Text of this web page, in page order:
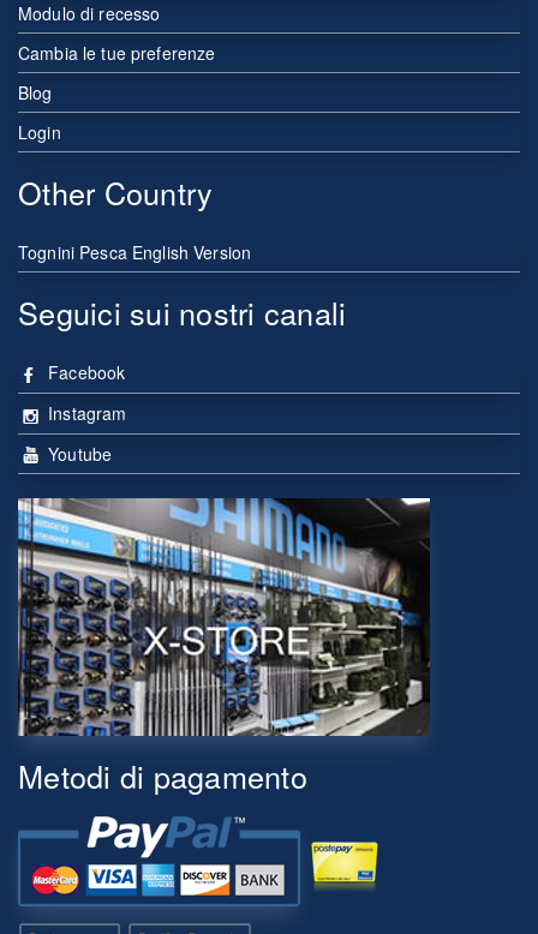
Modulo di recesso
Cambia le tue preferenze
Blog
Login
Other Country
Tognini Pesca English Version
Seguici sui nostri canali
Facebook
Instagram
Youtube
Metodi di pagamento